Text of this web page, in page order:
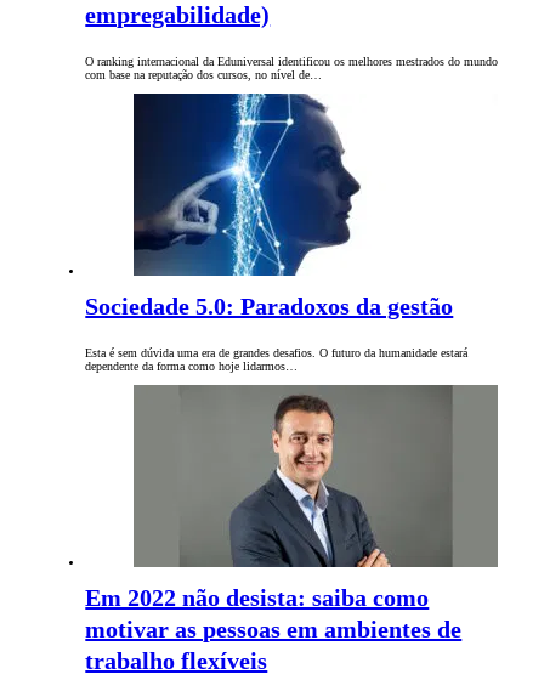
empregabilidade)
O ranking internacional da Eduniversal identificou os melhores mestrados do mundo
com base na reputação dos cursos, no nível de…
Sociedade 5.0: Paradoxos da gestão
Esta é sem dúvida uma era de grandes desafios. O futuro da humanidade estará
dependente da forma como hoje lidarmos…
Em 2022 não desista: saiba como
motivar as pessoas em ambientes de
trabalho flexíveis